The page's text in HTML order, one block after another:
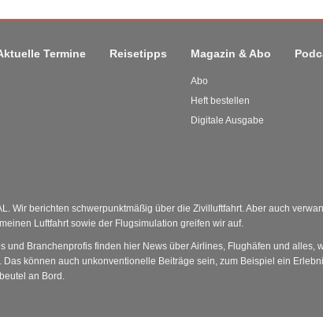
Termine Reisetipps Magazin & Abo
Abo
Heft bestellen
Digitale Ausgabe
Wir berichten schwerpunktmäßig über die Zivilluftfahrt. Aber auch
Luftfahrt sowie der Flugsimulation greifen wir auf.
und Branchenprofis finden hier News über Airlines, Flughäfen und alles,
können auch unkonventionelle Beiträge sein, zum Beispiel ein
an Bord.